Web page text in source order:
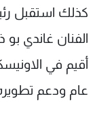
كذلك استقبل
الفنان غاندي
أقيم في
عام ودعم